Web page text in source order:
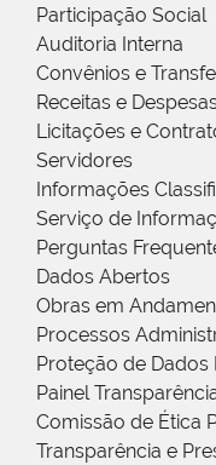
Participação Social
Auditoria Interna
Convênios e
Receitas e
Licitações e
Servidores
Informações
Serviço de
Perguntas
Dados Abertos
Obras em
Processos
Proteção de Dados
Painel
Comissão de Ética
Transparência e